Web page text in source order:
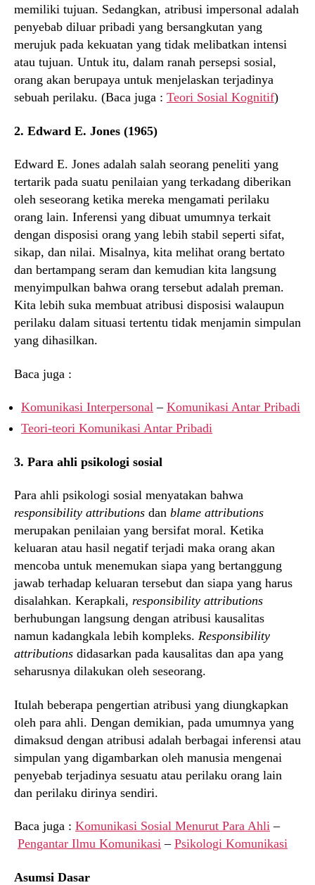
memiliki tujuan. Sedangkan, atribusi impersonal adalah
penyebab diluar pribadi yang bersangkutan yang
merujuk pada kekuatan yang tidak melibatkan intensi
atau tujuan. Untuk itu, dalam ranah persepsi sosial,
orang akan berupaya untuk menjelaskan terjadinya
sebuah perilaku. (Baca juga : Teori Sosial Kognitif)
2. Edward E. Jones (1965)
Edward E. Jones adalah salah seorang peneliti yang
tertarik pada suatu penilaian yang terkadang diberikan
oleh seseorang ketika mereka mengamati perilaku
orang lain. Inferensi yang dibuat umumnya terkait
dengan disposisi orang yang lebih stabil seperti sifat,
sikap, dan nilai. Misalnya, kita melihat orang bertato
dan bertampang seram dan kemudian kita langsung
menyimpulkan bahwa orang tersebut adalah preman.
Kita lebih suka membuat atribusi disposisi walaupun
perilaku dalam situasi tertentu tidak menjamin simpulan
yang dihasilkan.
Baca juga :
Komunikasi Interpersonal – Komunikasi Antar Pribadi
Teori-teori Komunikasi Antar Pribadi
3. Para ahli psikologi sosial
Para ahli psikologi sosial menyatakan bahwa
responsibility attributions dan blame attributions
merupakan penilaian yang bersifat moral. Ketika
keluaran atau hasil negatif terjadi maka orang akan
mencoba untuk menemukan siapa yang bertanggung
jawab terhadap keluaran tersebut dan siapa yang harus
disalahkan. Kerapkali, responsibility attributions
berhubungan langsung dengan atribusi kausalitas
namun kadangkala lebih kompleks. Responsibility
attributions didasarkan pada kausalitas dan apa yang
seharusnya dilakukan oleh seseorang.
Itulah beberapa pengertian atribusi yang diungkapkan
oleh para ahli. Dengan demikian, pada umumnya yang
dimaksud dengan atribusi adalah berbagai inferensi atau
simpulan yang digambarkan oleh manusia mengenai
penyebab terjadinya sesuatu atau perilaku orang lain
dan perilaku dirinya sendiri.
Baca juga : Komunikasi Sosial Menurut Para Ahli –
Pengantar Ilmu Komunikasi – Psikologi Komunikasi
Asumsi Dasar